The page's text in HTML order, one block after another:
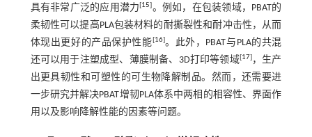
具有非常广泛的应用潜力[15]。例如，在包装领域，PBAT的
柔韧性可以提高PLA包装材料的耐撕裂性和耐冲击性，从而
体现出更好的产品保护性能[16]。此外，PBAT与PLA的共混
还可以用于注塑成型、薄膜制备、3D打印等领域[17]，生产
出更具韧性和可塑性的可生物降解制品。然而，还需要进
一步研究并解决PBAT增韧PLA体系中两相的相容性、界面作
用以及影响降解性能的因素等问题。